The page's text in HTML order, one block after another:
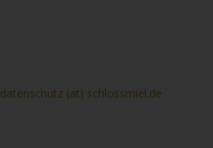
datenschutz (at) schlossmiel.de